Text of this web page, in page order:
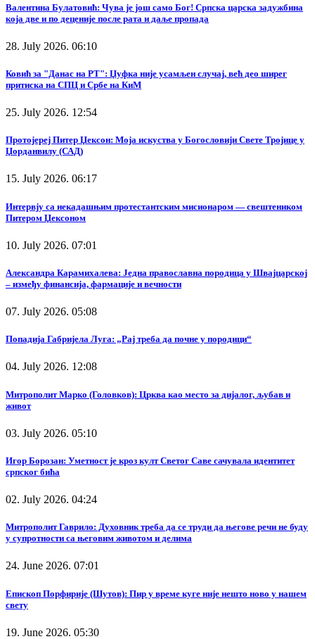
Валентина Булатовић: Чува је још само Бог! Српска царска задужбина
која две и по деценије после рата и даље пропада
28. July 2026. 06:10
Ковић за "Данас на РТ": Џуфка није усамљен случај, већ део ширег
притиска на СПЦ и Србе на КиМ
25. July 2026. 12:54
Протојереј Питер Џексон: Моја искуства у Богословији Свете Тројице у
Џорданвилу (САД)
15. July 2026. 06:17
Интервју са некадашњим протестантским мисионаром — свештеником
Питером Џексоном
10. July 2026. 07:01
Александра Карамихалева: Једна православна породица у Швајцарској
– између финансија, фармације и вечности
07. July 2026. 05:08
Попадија Габријела Луга: „Рај треба да почне у породици“
04. July 2026. 12:08
Митрополит Марко (Головков): Црква као место за дијалог, љубав и
живот
03. July 2026. 05:10
Игор Борозан: Уметност је кроз култ Светог Саве сачувала идентитет
српског бића
02. July 2026. 04:24
Митрополит Гаврило: Духовник треба да се труди да његове речи не буду
у супротности са његовим животом и делима
24. June 2026. 07:01
Епископ Порфирије (Шутов): Пир у време куге није нешто ново у нашем
свету
19. June 2026. 05:30